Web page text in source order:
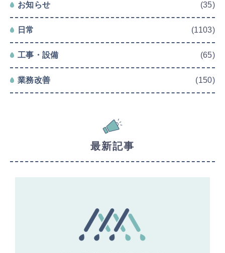
お知らせ (35)
日常 (1103)
工事・設備 (65)
業務改善 (150)
最新記事